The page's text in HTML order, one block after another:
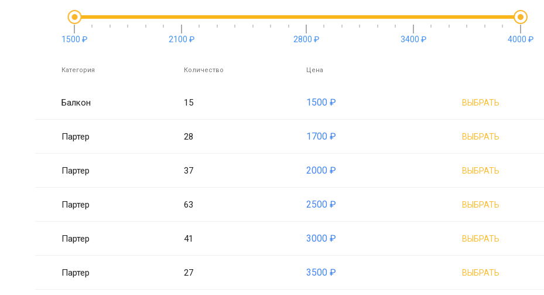
1500 ₽ 2100 ₽ 2800 ₽ 3400 ₽ 4000 ₽
Категория Количество Цена
Балкон 15 1500 ₽ ВЫБРАТЬ
Партер 28 1700 ₽ ВЫБРАТЬ
Партер 37 2000 ₽ ВЫБРАТЬ
Партер 63 2500 ₽ ВЫБРАТЬ
Партер 41 3000 ₽ ВЫБРАТЬ
Партер 27 3500 ₽ ВЫБРАТЬ